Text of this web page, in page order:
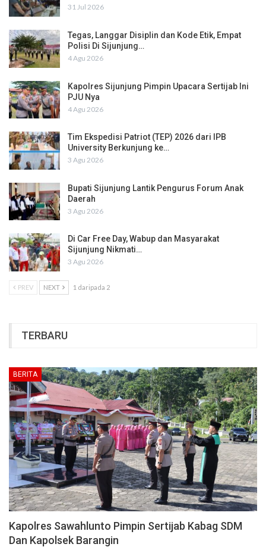
31 Jul 2026
Tegas, Langgar Disiplin dan Kode Etik, Empat
Polisi Di Sijunjung…
4 Agu 2026
Kapolres Sijunjung Pimpin Upacara Sertijab Ini
PJU Nya
4 Agu 2026
Tim Ekspedisi Patriot (TEP) 2026 dari IPB
University Berkunjung ke…
3 Agu 2026
Bupati Sijunjung Lantik Pengurus Forum Anak
Daerah
3 Agu 2026
Di Car Free Day, Wabup dan Masyarakat
Sijunjung Nikmati…
3 Agu 2026
PREV NEXT 1 daripada 2
TERBARU
BERITA
Kapolres Sawahlunto Pimpin Sertijab Kabag SDM
Dan Kapolsek Barangin